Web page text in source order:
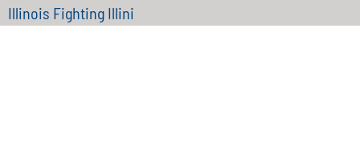
Illinois Fighting Illini